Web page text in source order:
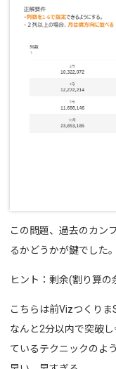
この問題、過去のカン
るかどうかが鍵でした。
ヒント：剰余(割り算の
こちらは前Vizつくり
なんと2分以内で突破
ているテクニックのよ